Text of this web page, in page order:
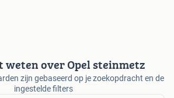
weten over Opel steinmetz
zijn gebaseerd op je zoekopdracht en de
ingestelde filters